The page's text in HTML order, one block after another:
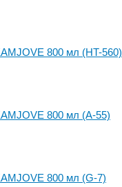
800 мл (HT-560)
800 мл (A-55)
800 мл (G-7)